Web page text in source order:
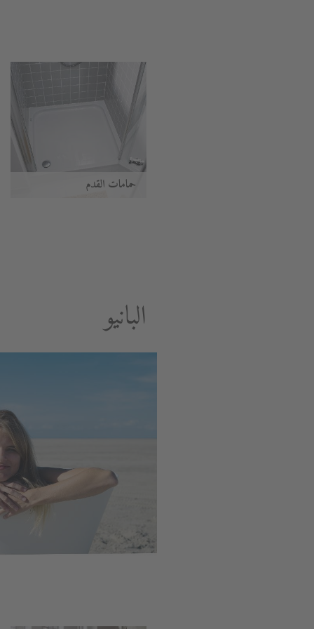
حمامات القدم
البانيو